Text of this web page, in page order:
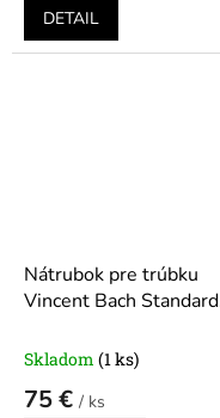
DETAIL
Nátrubok pre trúbku
Vincent Bach Standard
Skladom (1 ks)
75 € / ks